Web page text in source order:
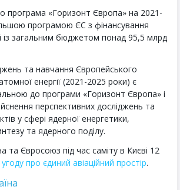
«Горизонт Європа» на 2021-
програмою ЄС з фінансування
із загальним бюджетом понад 95,5 млрд
та навчання Європейського
енергії (2021-2025 роки) є
до програми «Горизонт Європа» і
перспективних досліджень та
у сфері ядерної енергетики,
та ядерного поділу.
та Євросоюз під час саміту в Києві 12
про єдиний авіаційний простір.